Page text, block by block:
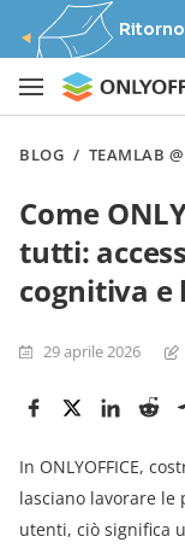
Ritorno
BLOG / TEAMLAB
Come
tutti:
cognitiva e
29 aprile 2026
In ONLYOFFICE,
lasciano lavorare le
utenti, ciò significa